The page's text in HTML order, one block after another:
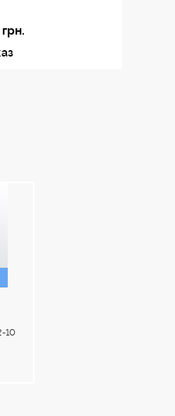
грн.
10